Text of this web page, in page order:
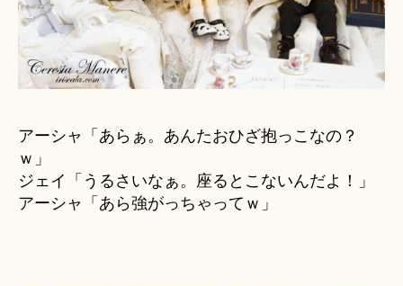
アーシャ「あらぁ。あんたおひざ抱っこなの？
ｗ」
ジェイ「うるさいなぁ。座るとこないんだよ！」
アーシャ「あら強がっちゃってｗ」